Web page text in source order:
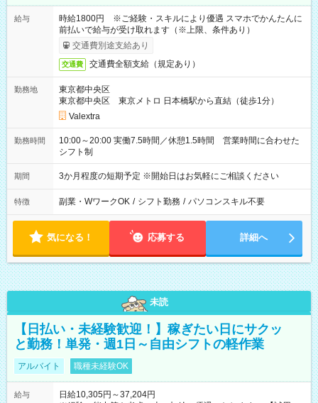
給与
時給1800円 ※ご経験・スキルにより優遇 スマホでかんたんに
前払いで給与が受け取れます（※上限、条件あり）
交通費別途支給あり
交通費 交通費全額支給（規定あり）
勤務地
東京都中央区
東京都中央区 東京メトロ 日本橋駅から直結（徒歩1分）
Valextra
勤務時間
10:00～20:00 実働7.5時間／休憩1.5時間 営業時間に合わせた
シフト制
期間 3か月程度の短期予定 ※開始日はお気軽にご相談ください
特徴 副業・WワークOK / シフト勤務 / パソコンスキル不要
気になる！ 応募する 詳細へ
未読
【日払い・未経験歓迎！】稼ぎたい日にサクッ
と勤務！単発・週1日～自由シフトの軽作業
アルバイト 職種未経験OK
給与
日給10,305円～37,204円